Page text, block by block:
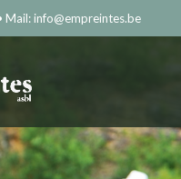
info@empreintes.be